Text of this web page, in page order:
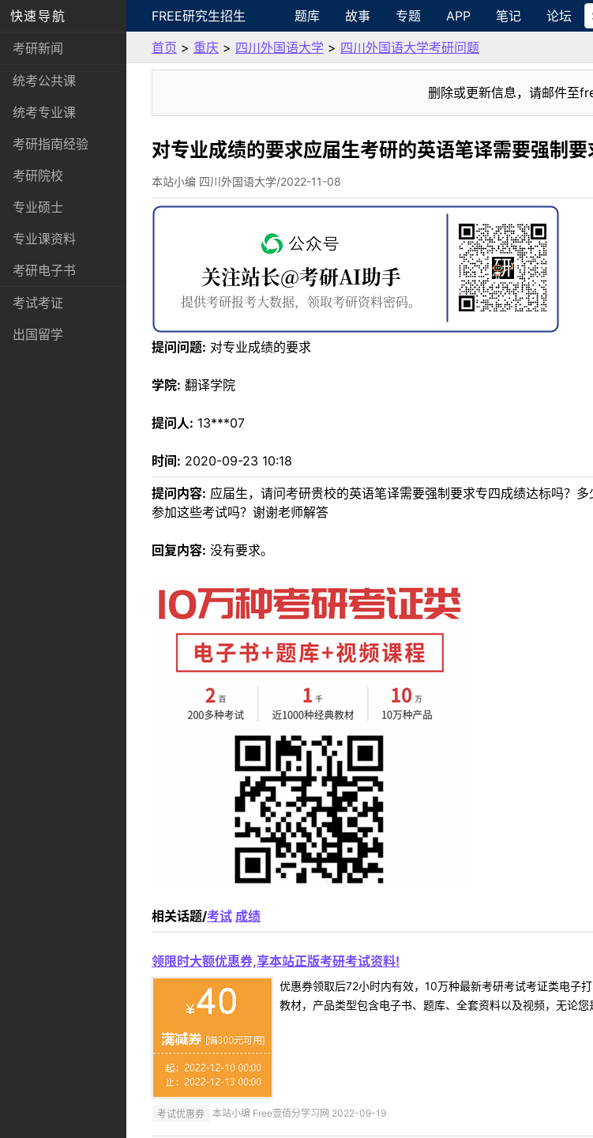
快速导航
考研新闻
统考公共课
统考专业课
考研指南经验
考研院校
专业硕士
专业课资料
考研电子书
考试考证
出国留学
FREE研究生招生 题库 故事 专题 APP 笔记 论坛
首页 > 重庆 > 四川外国语大学 > 四川外国语大学考研问题
删除或更新信息，请邮件至
对专业成绩的要求应届生考研的英语笔译需要强制
本站小编 四川外国语大学/2022-11-08
提问问题: 对专业成绩的要求
学院: 翻译学院
提问人: 13***07
时间: 2020-09-23 10:18
提问内容: 应届生，请问考研贵校的英语笔译需要强制要求专四成绩达标吗？
参加这些考试吗？谢谢老师解答
回复内容: 没有要求。
相关话题/考试 成绩
领限时大额优惠券,享本站正版考研考试资料!
优惠券领取后72小时内有效，10万种最新考研考试考证类电子
教材，产品类型包含电子书、题库、全套资料以及视频，无论
考试优惠券 本站小编 Free壹佰分学习网 2022-09-19